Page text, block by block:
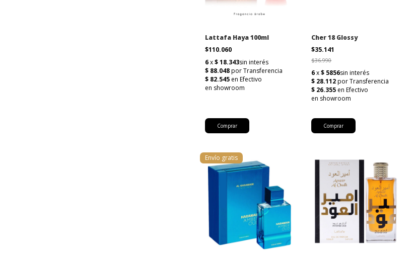
Lattafa Haya 100ml
$110.060
Cher 18 Glossy
$35.141
$36.990
Comprar
Envío gratis